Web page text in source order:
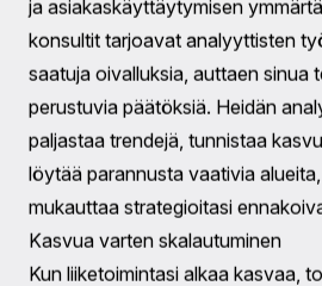
luovaa henkeä—lisätietojatäältä.
Tehokas SEO ja markkinointi
SEO on verkkonäkyvyyden
konsultti toteuttaa taktiikoita, joilla
myymäläsi sijoitusta
sivujen optimoinnista oikeiden
hyödyntämiseen. Lisäksi he
markkinointikampanjoita, jotka
bränditietoisuutta ja ohjaavat